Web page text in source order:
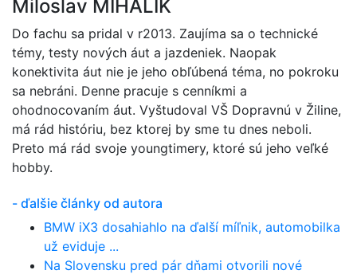
Miloslav MIHALIK
Do fachu sa pridal v r2013. Zaujíma sa o technické
témy, testy nových áut a jazdeniek. Naopak
konektivita áut nie je jeho obľúbená téma, no pokroku
sa nebráni. Denne pracuje s cenníkmi a
ohodnocovaním áut. Vyštudoval VŠ Dopravnú v Žiline,
má rád históriu, bez ktorej by sme tu dnes neboli.
Preto má rád svoje youngtimery, ktoré sú jeho veľké
hobby.
- ďalšie články od autora
BMW iX3 dosahiahlo na ďalší míľnik, automobilka
už eviduje ...
Na Slovensku pred pár dňami otvorili nové